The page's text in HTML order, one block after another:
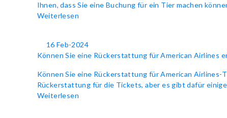
Ihnen, dass Sie eine Buchung für ein Tier machen
Weiterlesen
16 Feb-2024
Können Sie eine Rückerstattung für American Airlines
Können Sie eine Rückerstattung für American
Rückerstattung für die Tickets, aber es gibt dafür einige
Weiterlesen